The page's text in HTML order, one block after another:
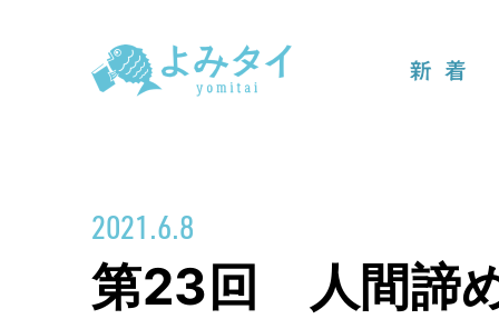
2021.6.8
第23回 人間諦